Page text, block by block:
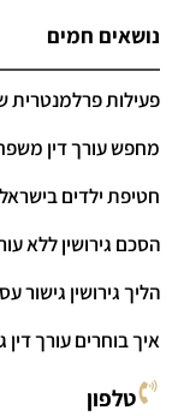
נושאים חמים
פעילות
מחפש עורך דין
חטיפת ילדים בישראל –
הסכם גירושין ללא עורך
הליך גירושין גישור
איך בוחרים עורך דין
טלפון